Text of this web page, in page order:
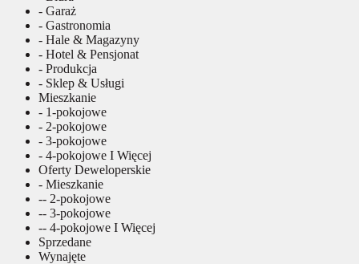
- Garaż
- Gastronomia
- Hale & Magazyny
- Hotel & Pensjonat
- Produkcja
- Sklep & Usługi
Mieszkanie
- 1-pokojowe
- 2-pokojowe
- 3-pokojowe
- 4-pokojowe I Więcej
Oferty Deweloperskie
- Mieszkanie
-- 2-pokojowe
-- 3-pokojowe
-- 4-pokojowe I Więcej
Sprzedane
Wynajęte